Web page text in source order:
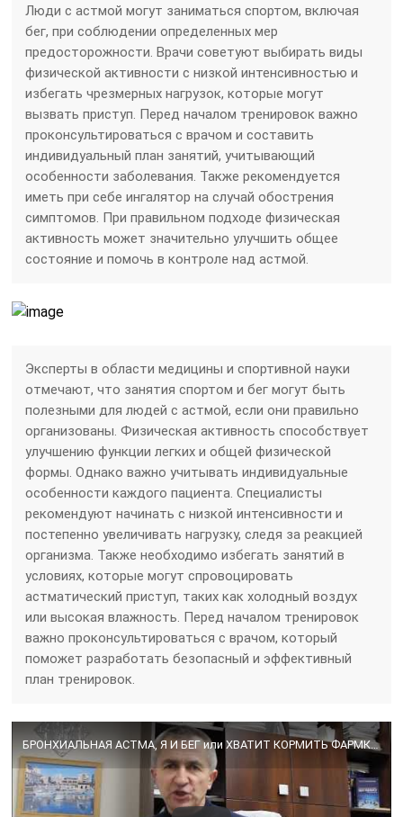
Люди с астмой могут заниматься спортом, включая
бег, при соблюдении определенных мер
предосторожности. Врачи советуют выбирать виды
физической активности с низкой интенсивностью и
избегать чрезмерных нагрузок, которые могут
вызвать приступ. Перед началом тренировок важно
проконсультироваться с врачом и составить
индивидуальный план занятий, учитывающий
особенности заболевания. Также рекомендуется
иметь при себе ингалятор на случай обострения
симптомов. При правильном подходе физическая
активность может значительно улучшить общее
состояние и помочь в контроле над астмой.
Эксперты в области медицины и спортивной науки
отмечают, что занятия спортом и бег могут быть
полезными для людей с астмой, если они правильно
организованы. Физическая активность способствует
улучшению функции легких и общей физической
формы. Однако важно учитывать индивидуальные
особенности каждого пациента. Специалисты
рекомендуют начинать с низкой интенсивности и
постепенно увеличивать нагрузку, следя за реакцией
организма. Также необходимо избегать занятий в
условиях, которые могут спровоцировать
астматический приступ, таких как холодный воздух
или высокая влажность. Перед началом тренировок
важно проконсультироваться с врачом, который
поможет разработать безопасный и эффективный
план тренировок.
БРОНХИАЛЬНАЯ АСТМА, Я И БЕГ или ХВАТИТ КОРМИТЬ ФАРМКОРПОРАЦИИ !